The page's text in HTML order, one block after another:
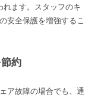
ます。スタッフのキ
安全保護を増強するこ
約
ア故障の場合でも、通